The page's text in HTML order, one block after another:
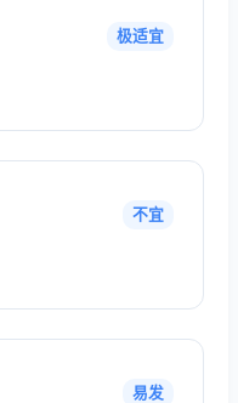
极适宜
不宜
易发